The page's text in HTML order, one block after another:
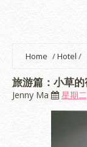
Home /Hotel /
旅游篇：小草的
Jenny Ma 星期